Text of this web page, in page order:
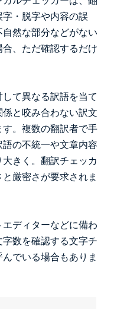
・脱字や内容の誤
然な部分などがない
、ただ確認するだけ
て異なる訳語を当て
と咬み合わない訳文
。複数の翻訳者で手
の不統一や文章内容
きく。翻訳チェッカ
厳密さが要求されま
ディターなどに備わ
数を確認する文字チ
でいる場合もありま